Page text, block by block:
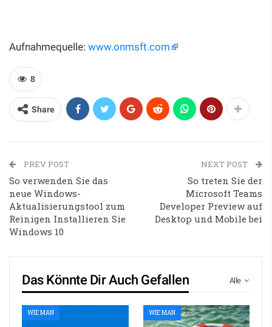
Aufnahmequelle: www.onmsft.com
8
Share
PREV POST
So verwenden Sie das
neue Windows-
Aktualisierungstool zum
Reinigen Installieren Sie
Windows 10
NEXT POST
So treten Sie der
Microsoft Teams
Developer Preview auf
Desktop und Mobile bei
Alle
Das Könnte Dir Auch Gefallen
WIE MAN WIE MAN